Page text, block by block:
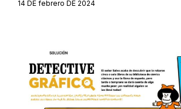
14 DE febrero DE 2024